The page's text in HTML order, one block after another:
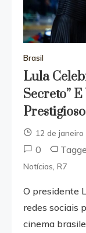
Brasil
Lula
Secreto”
12 de
0
Notícias R7
O presidente
redes sociais
cinema